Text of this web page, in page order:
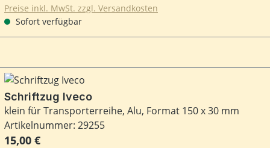
Preise inkl. MwSt. zzgl. Versandkosten
Sofort verfügbar
Schriftzug Iveco
klein für Transporterreihe, Alu, Format 150 x 30 mm
Artikelnummer: 29255
Regulärer Preis:
15,00 €